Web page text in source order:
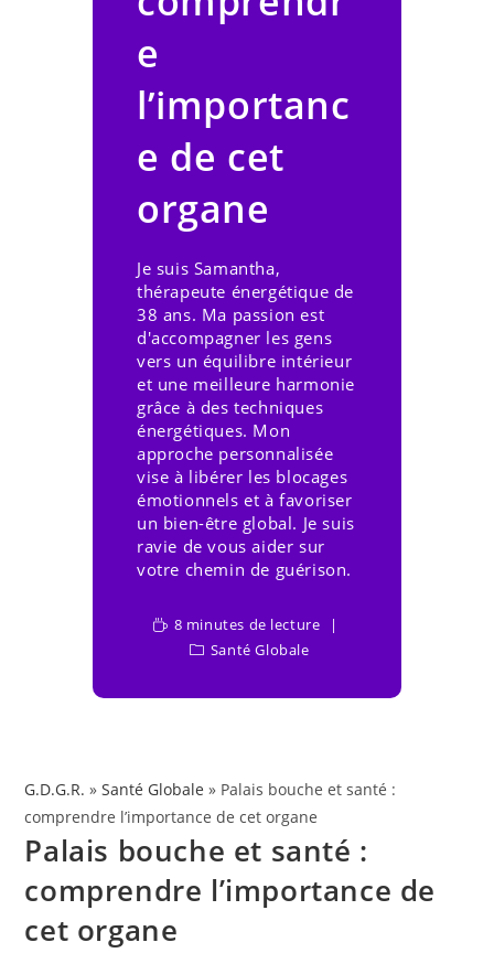
e
l’importanc
e de cet
organe
Je suis Samantha,
thérapeute énergétique de
38 ans. Ma passion est
d'accompagner les gens
vers un équilibre intérieur
et une meilleure harmonie
grâce à des techniques
énergétiques. Mon
approche personnalisée
vise à libérer les blocages
émotionnels et à favoriser
un bien-être global. Je suis
ravie de vous aider sur
votre chemin de guérison.
8 minutes de lecture
Santé Globale
G.D.G.R. »Santé Globale » Palais bouche et santé :
comprendre l’importance de cet organe
Palais bouche et santé :
comprendre l’importance de
cet organe